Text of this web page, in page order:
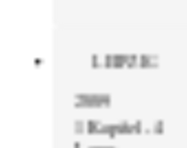
LEIPZIG
2009
1 Kapitel - 4